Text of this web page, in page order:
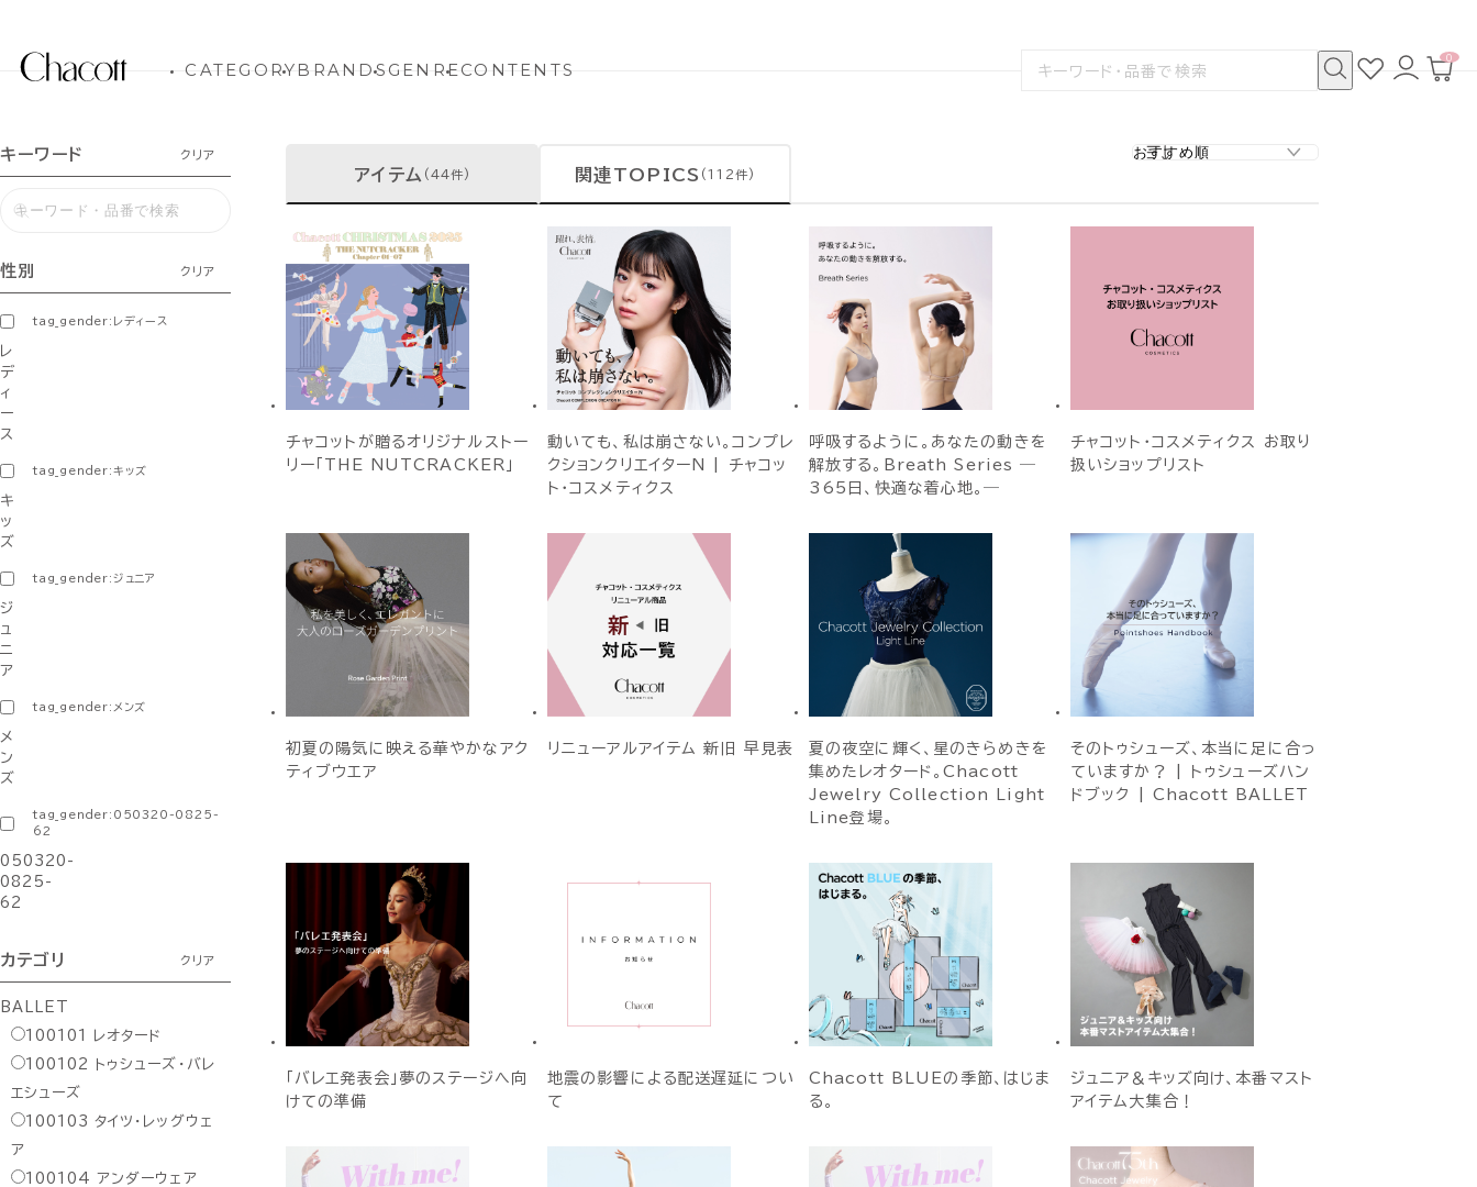
CATEGORYBRANDSGENRECONTENTS
検
お
気
ロ
グ
カ
0
キーワード クリア
性別 クリア
tag_gender:レディース
レ
デ
ィ
ー
ス
tag_gender:キッズ
キ
ッ
ズ
tag_gender:ジュニア
ジ
ュ
ニ
ア
tag_gender:メンズ
メ
ン
ズ
tag_gender:050320-0825-
62
050320-
0825-
62
カテゴリ クリア
BALLET
100101
レオタード
100102
トゥシューズ・バレ
エシューズ
100103 タイツ・レッグウェ
ア
100104 アンダーウェア
アイテム (44件) 関連TOPICS (112件)
チャコットが贈るオリジナルストー
リー「THE NUTCRACKER」
動いても、私は崩さない。コンプレ
クションクリエイターN | チャコッ
ト・コスメティクス
呼吸するように。あなたの動きを
解放する。Breath Series ―
365日、快適な着心地。―
チャコット・コスメティクス お取り
扱いショップリスト
初夏の陽気に映える華やかなアク
ティブウエア
リニューアルアイテム 新旧 早見表
夏の夜空に輝く、星のきらめきを
集めたレオタード。Chacott
Jewelry Collection Light
Line登場。
そのトゥシューズ、本当に足に合っ
ていますか？ | トゥシューズハン
ドブック | Chacott BALLET
「バレエ発表会」夢のステージへ向
けての準備
地震の影響による配送遅延につい
て
Chacott BLUEの季節、はじま
る。
ジュニア＆キッズ向け、本番マスト
アイテム大集合！